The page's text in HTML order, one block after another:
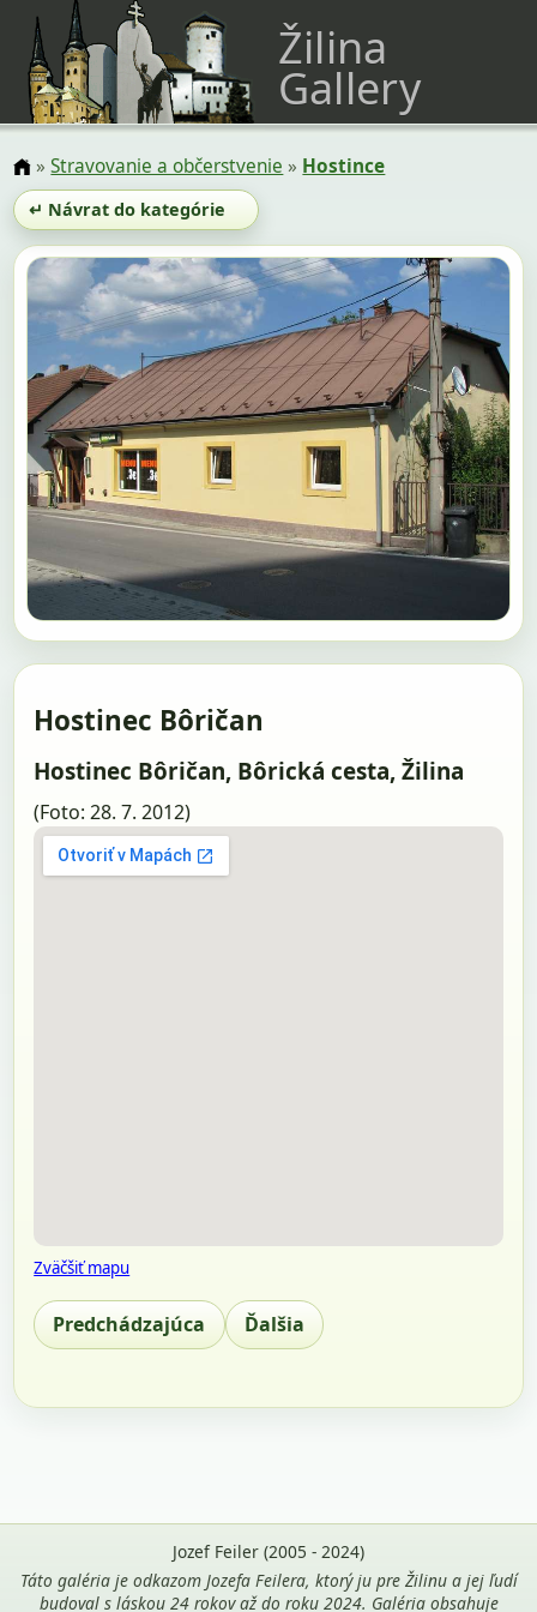
Žilina
Gallery
»Stravovanie a občerstvenie » Hostince
↵ Návrat do kategórie
Hostinec Bôričan
Hostinec Bôričan, Bôrická cesta, Žilina
(Foto: 28. 7. 2012)
Zväčšiť mapu
Predchádzajúca Ďalšia
Jozef Feiler (2005 - 2024)
Táto galéria je odkazom Jozefa Feilera, ktorý ju pre Žilinu a jej ľudí
budoval s láskou 24 rokov až do roku 2024. Galéria obsahuje